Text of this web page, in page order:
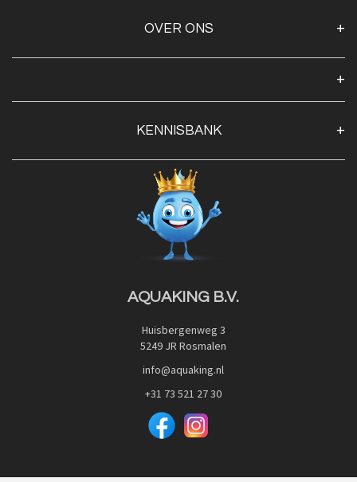
OVER ONS
Openingstijden
Contact
Privacy Policy
Veilig betalen met:
KENNISBANK
Blog
Advies
Red Label Filter Series
Nishikigoi-Ô
JPD Japan Pet Design
AQUAKING B.V.
Huisbergenweg 3
5249 JR Rosmalen
info@aquaking.nl
+31 73 521 27 30